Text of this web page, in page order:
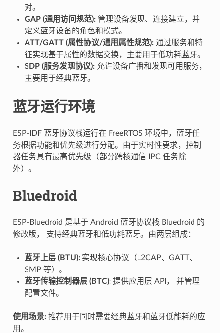
对。
GAP (通用访问规范):管理设备发现、连接建立，并
定义蓝牙设备的角色和模式。
ATT/GATT (属性协议/通用属性规范):通过服务和特
征实现基于属性的数据交换，主要用于低功耗蓝牙。
SDP (服务发现协议):允许设备广播和发现可用服务，
主要用于经典蓝牙。
蓝牙运行环境
ESP-IDF 蓝牙协议栈运行在 FreeRTOS 环境中，蓝牙任
务根据功能和优先级进行分配。由于实时性要求，控制
器任务具有最高优先级（部分跨核通信 IPC 任务除
外）。
Bluedroid
ESP-Bluedroid 是基于 Android 蓝牙协议栈 Bluedroid 的
修改版， 支持经典蓝牙和低功耗蓝牙。由两层组成：
蓝牙上层 (BTU):实现核心协议（L2CAP、GATT、
SMP 等）。
蓝牙传输控制器层 (BTC):提供应用层 API， 并管理
配置文件。
使用场景:推荐用于同时需要经典蓝牙和蓝牙低能耗的应
用。